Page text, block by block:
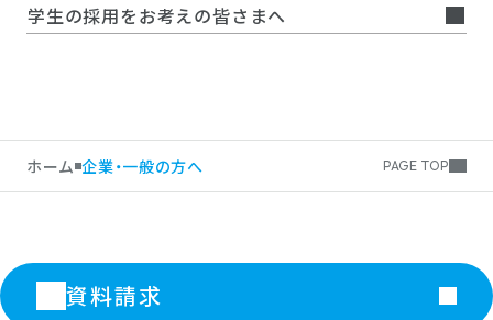
学生の採用をお考えの皆さまへ
ホーム 企業・一般の方へ PAGE TOP
資料請求